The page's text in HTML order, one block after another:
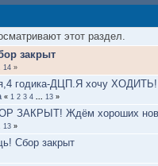
этот раздел.
закрыт
14 »
годика-ДЦП.Я хочу ХОДИТЬ!
« 1 2 3 4 ... 13 »
ЗАКРЫТ! Ждём хороших
13 »
Сбор закрыт